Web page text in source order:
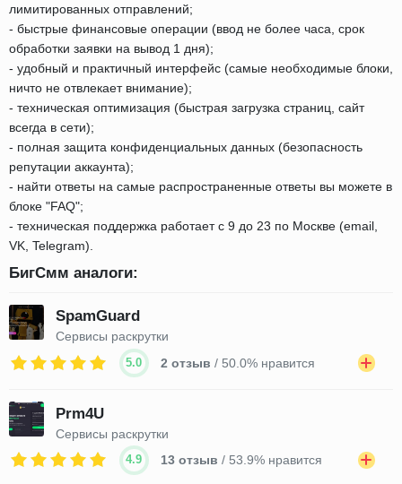
лимитированных отправлений;
- быстрые финансовые операции (ввод не более часа, срок
обработки заявки на вывод 1 дня);
- удобный и практичный интерфейс (самые необходимые блоки,
ничто не отвлекает внимание);
- техническая оптимизация (быстрая загрузка страниц, сайт
всегда в сети);
- полная защита конфиденциальных данных (безопасность
репутации аккаунта);
- найти ответы на самые распространенные ответы вы можете в
блоке "FAQ";
- техническая поддержка работает с 9 до 23 по Москве (email,
VK, Telegram).
БигСмм аналоги:
SpamGuard
Сервисы раскрутки
5.0 2 отзыв / 50.0% нравится
Prm4U
Сервисы раскрутки
4.9 13 отзыв / 53.9% нравится